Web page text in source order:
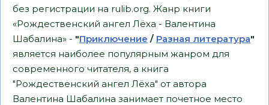
без регистрации на rulib.org. Жанр книги
«Рождественский ангел Лёха - Валентина
Шабалина» - "Приключение / Разная литература"
является наиболее популярным жанром для
современного читателя, а книга
"Рождественский ангел Лёха" от автора
Валентина Шабалина занимает почетное место